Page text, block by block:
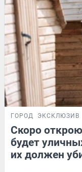
ГОРОД ЭКСКЛЮЗИВ
Скоро
будет
их должен